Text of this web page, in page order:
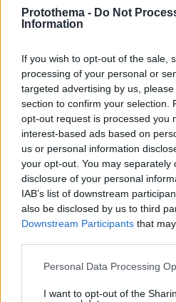
Protothema - Do Not
Information
If you wish to opt-out of the sale,
processing of your personal or
targeted advertising by us,
section to confirm your selection.
opt-out request is processed you
interest-based ads based on
us or personal information
your opt-out. You may separately
disclosure of your personal
IAB’s list of downstream
also be disclosed by us to third
Downstream Participants that
Please note that this website/app
not limited to your visit or usage
Personal Data Processing
I want to opt-out of the
«Έφυγε ένα δευτερόλεπτο
ο ναυαγοσώστης είναι 68
περιγραφή του πατέρα για
4χρονου σε πισίνα της
Πέθανε στα 74 του χρόνια ο
σπουδαίος ηθοποιός Νίκος
Καλογερόπουλος
09.08.2026, 20:11
Ντάνιελ Κίναχαν: Ο «βασιλιάς»
κρυφή ζωή στο Ντουμπάι